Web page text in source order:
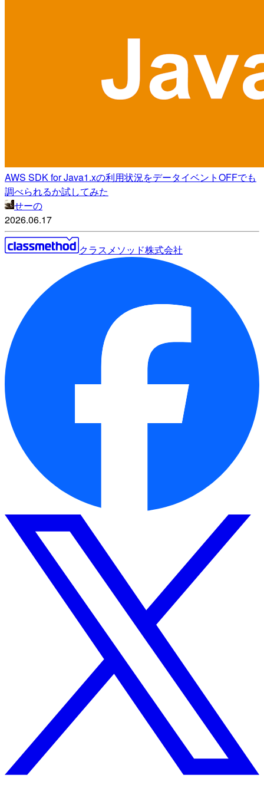
AWS SDK for Java1.xの利用状況をデータイベントOFFでも
調べられるか試してみた
せーの
2026.06.17
クラスメソッド株式会社